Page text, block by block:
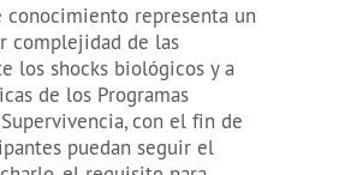
conocimiento representa un
complejidad de las
los shocks biológicos y a
de los Programas
con el fin de
puedan seguir el